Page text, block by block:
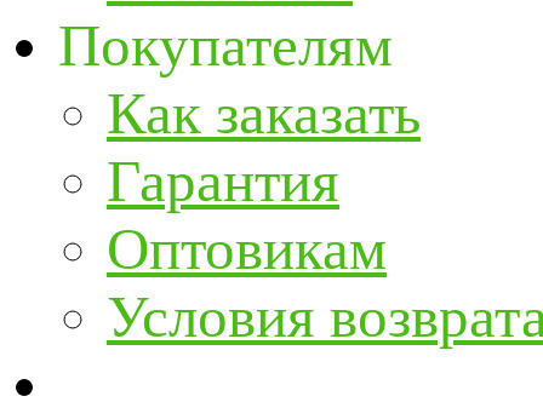
Покупателям
Как заказать
Гарантия
Оптовикам
Условия